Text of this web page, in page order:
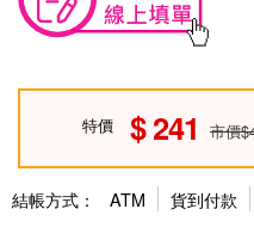
特價 241 市價
結帳方式： ATM 貨到付款